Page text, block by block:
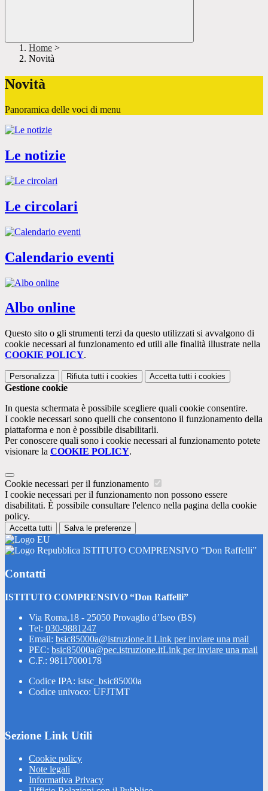
Home >
Novità
Novità
Panoramica delle voci di menu
Le notizie
Le circolari
Calendario eventi
Albo online
Questo sito o gli strumenti terzi da questo utilizzati si avvalgono di
cookie necessari al funzionamento ed utili alle finalità illustrate nella
COOKIE POLICY.
Personalizza Rifiuta tutti i cookies Accetta tutti i cookies
Gestione cookie
In questa schermata è possibile scegliere quali cookie consentire.
I cookie necessari sono quelli che consentono il funzionamento della
piattaforma e non è possibile disabilitarli.
Per conoscere quali sono i cookie necessari al funzionamento potete
visionare la COOKIE POLICY.
Cookie necessari per il funzionamento
I cookie necessari per il funzionamento non possono essere
disabilitati. È possibile consultare l'elenco nella pagina della cookie
policy.
Accetta tutti Salva le preferenze
ISTITUTO COMPRENSIVO “Don Raffelli”
Contatti
ISTITUTO COMPRENSIVO “Don Raffelli”
Via Roma,18 - 25050 Provaglio d’Iseo (BS)
Tel: 030-9881247
Email: bsic85000a@istruzione.it Link per inviare una mail
PEC: bsic85000a@pec.istruzione.itLink per inviare una mail
C.F.: 98117000178
Codice IPA: istsc_bsic85000a
Codice univoco: UFJTMT
Sezione Link Utili
Cookie policy
Note legali
Informativa Privacy